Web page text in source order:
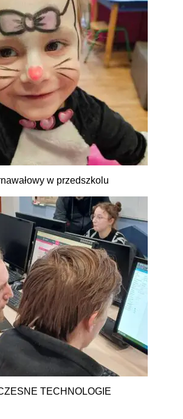
w przedszkolu
TECHNOLOGIE